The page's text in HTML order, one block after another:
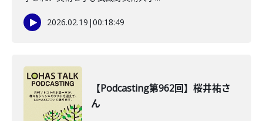
2026.02.19 |00:18:49
【Podcasting第962回】桜井祐さ
ん